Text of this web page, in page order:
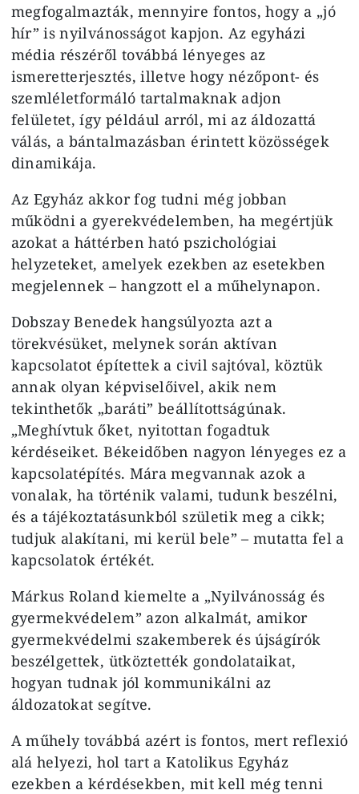
megfogalmazták, mennyire fontos, hogy a „jó
hír” is nyilvánosságot kapjon. Az egyházi
média részéről továbbá lényeges az
ismeretterjesztés, illetve hogy nézőpont- és
szemléletformáló tartalmaknak adjon
felületet, így például arról, mi az áldozattá
válás, a bántalmazásban érintett közösségek
dinamikája.
Az Egyház akkor fog tudni még jobban
működni a gyerekvédelemben, ha megértjük
azokat a háttérben ható pszichológiai
helyzeteket, amelyek ezekben az esetekben
megjelennek – hangzott el a műhelynapon.
Dobszay Benedek hangsúlyozta azt a
törekvésüket, melynek során aktívan
kapcsolatot építettek a civil sajtóval, köztük
annak olyan képviselőivel, akik nem
tekinthetők „baráti” beállítottságúnak.
„Meghívtuk őket, nyitottan fogadtuk
kérdéseiket. Békeidőben nagyon lényeges ez a
kapcsolatépítés. Mára megvannak azok a
vonalak, ha történik valami, tudunk beszélni,
és a tájékoztatásunkból születik meg a cikk;
tudjuk alakítani, mi kerül bele” – mutatta fel a
kapcsolatok értékét.
Márkus Roland kiemelte a „Nyilvánosság és
gyermekvédelem” azon alkalmát, amikor
gyermekvédelmi szakemberek és újságírók
beszélgettek, ütköztették gondolataikat,
hogyan tudnak jól kommunikálni az
áldozatokat segítve.
A műhely továbbá azért is fontos, mert reflexió
alá helyezi, hol tart a Katolikus Egyház
ezekben a kérdésekben, mit kell még tenni